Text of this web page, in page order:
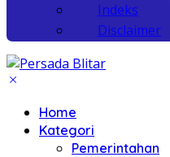
Indeks
Disclaimer
Home
Kategori
Pemerintahan